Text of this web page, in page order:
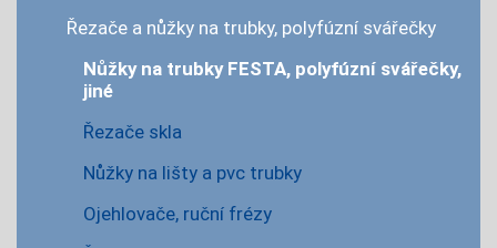
Řezače a nůžky na trubky, polyfúzní svářečky
Nůžky na trubky FESTA, polyfúzní svářečky,
jiné
Řezače skla
Nůžky na lišty a pvc trubky
Ojehlovače, ruční frézy